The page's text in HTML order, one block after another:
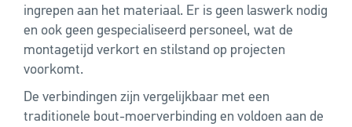
ingrepen aan het materiaal. Er is geen laswerk nodig
en ook geen gespecialiseerd personeel, wat de
montagetijd verkort en stilstand op projecten
voorkomt.
De verbindingen zijn vergelijkbaar met een
traditionele bout-moerverbinding en voldoen aan de